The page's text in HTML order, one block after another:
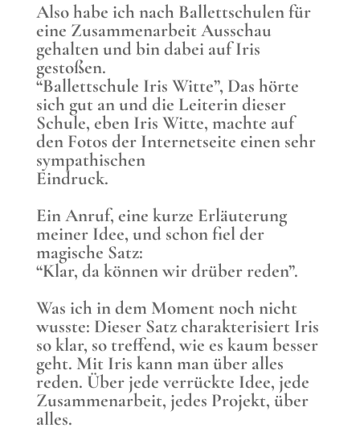
Also habe ich nach Ballettschulen für
eine Zusammenarbeit Ausschau
gehalten und bin dabei auf Iris
gestoßen.
“Ballettschule Iris Witte”, Das hörte
sich gut an und die Leiterin dieser
Schule, eben Iris Witte, machte auf
den Fotos der Internetseite einen sehr
sympathischen
Eindruck.
Ein Anruf, eine kurze Erläuterung
meiner Idee, und schon fiel der
magische Satz:
“Klar, da können wir drüber reden”.
Was ich in dem Moment noch nicht
wusste: Dieser Satz charakterisiert Iris
so klar, so treffend, wie es kaum besser
geht. Mit Iris kann man über alles
reden. Über jede verrückte Idee, jede
Zusammenarbeit, jedes Projekt, über
alles.